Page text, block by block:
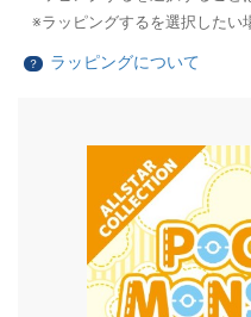
ラッピングするを選択したい
？ ラッピングについて